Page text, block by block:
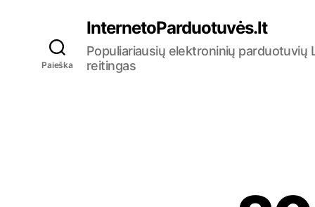
Paieška
InternetoParduotuvės.lt
Populiariausių elektroninių parduotuvių
reitingas